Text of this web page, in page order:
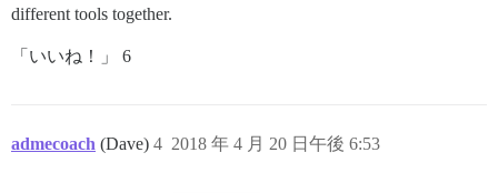
different tools together.
「いいね！」 6
admecoach (Dave) 2018 年 4 月 20 日午後 6:53
4